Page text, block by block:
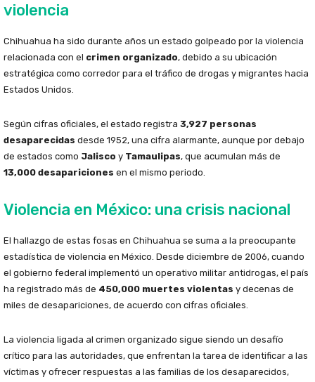
violencia
Chihuahua ha sido durante años un estado golpeado por la violencia
relacionada con el crimen organizado, debido a su ubicación
estratégica como corredor para el tráfico de drogas y migrantes hacia
Estados Unidos.
Según cifras oficiales, el estado registra 3,927 personas
desaparecidas desde 1952, una cifra alarmante, aunque por debajo
de estados como Jalisco y Tamaulipas, que acumulan más de
13,000 desapariciones en el mismo periodo.
Violencia en México: una crisis nacional
El hallazgo de estas fosas en Chihuahua se suma a la preocupante
estadística de violencia en México. Desde diciembre de 2006, cuando
el gobierno federal implementó un operativo militar antidrogas, el país
ha registrado más de 450,000 muertes violentas y decenas de
miles de desapariciones, de acuerdo con cifras oficiales.
La violencia ligada al crimen organizado sigue siendo un desafío
crítico para las autoridades, que enfrentan la tarea de identificar a las
víctimas y ofrecer respuestas a las familias de los desaparecidos,